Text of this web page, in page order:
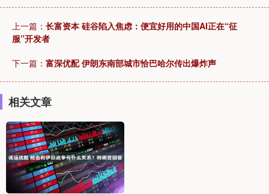
上一篇： 长富资本 硅谷陷入焦虑：便宜好用的中国AI正在“征
服”开发者
下一篇： 富深优配 伊朗东南部城市恰巴哈尔传出爆炸声
相关文章